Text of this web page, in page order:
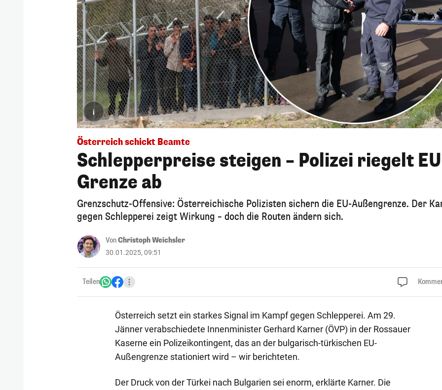
i
Österreich schickt Beamte
Schlepperpreise steigen – Polizei riegelt
Grenze ab
Grenzschutz-Offensive: Österreichische Polizisten sichern die EU-Außengrenze. Der
gegen Schlepperei zeigt Wirkung – doch die Routen ändern sich.
VonChristoph Weichsler
30.01.2025, 09:51
Teilen
Österreich setzt ein starkes Signal im Kampf gegen Schlepperei. Am 29.
Jänner verabschiedete Innenminister Gerhard Karner (ÖVP) in der Rossauer
Kaserne ein Polizeikontingent, das an der bulgarisch-türkischen EU-
Außengrenze stationiert wird – wir berichteten.
Der Druck von der Türkei nach Bulgarien sei enorm, erklärte Karner. Die